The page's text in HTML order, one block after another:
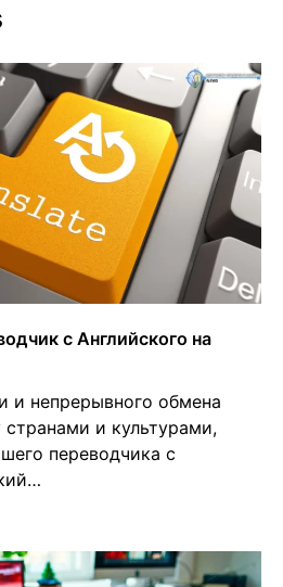
с Английского на
и непрерывного обмена
и культурами,
переводчика с